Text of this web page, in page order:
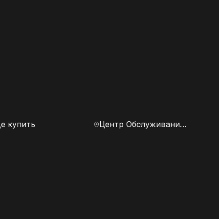
купить Центр Обслуживания Клиентов